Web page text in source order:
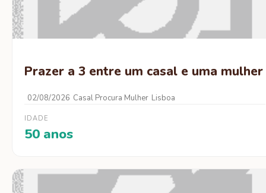
Prazer a 3 entre um casal e uma mulher
02/08/2026 Casal Procura Mulher Lisboa
IDADE
50 anos